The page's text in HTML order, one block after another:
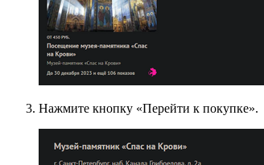
Нажмите кнопку «Перейти к покупке».